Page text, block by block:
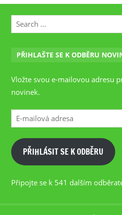
PŘIHLAŠTE SE K ODBĚRU
Vložte svou e-mailovou adresu
novinek.
E-
mailová
adresa
PŘIHLÁSIT SE K ODBĚRU
Připojte se k 541 dalším